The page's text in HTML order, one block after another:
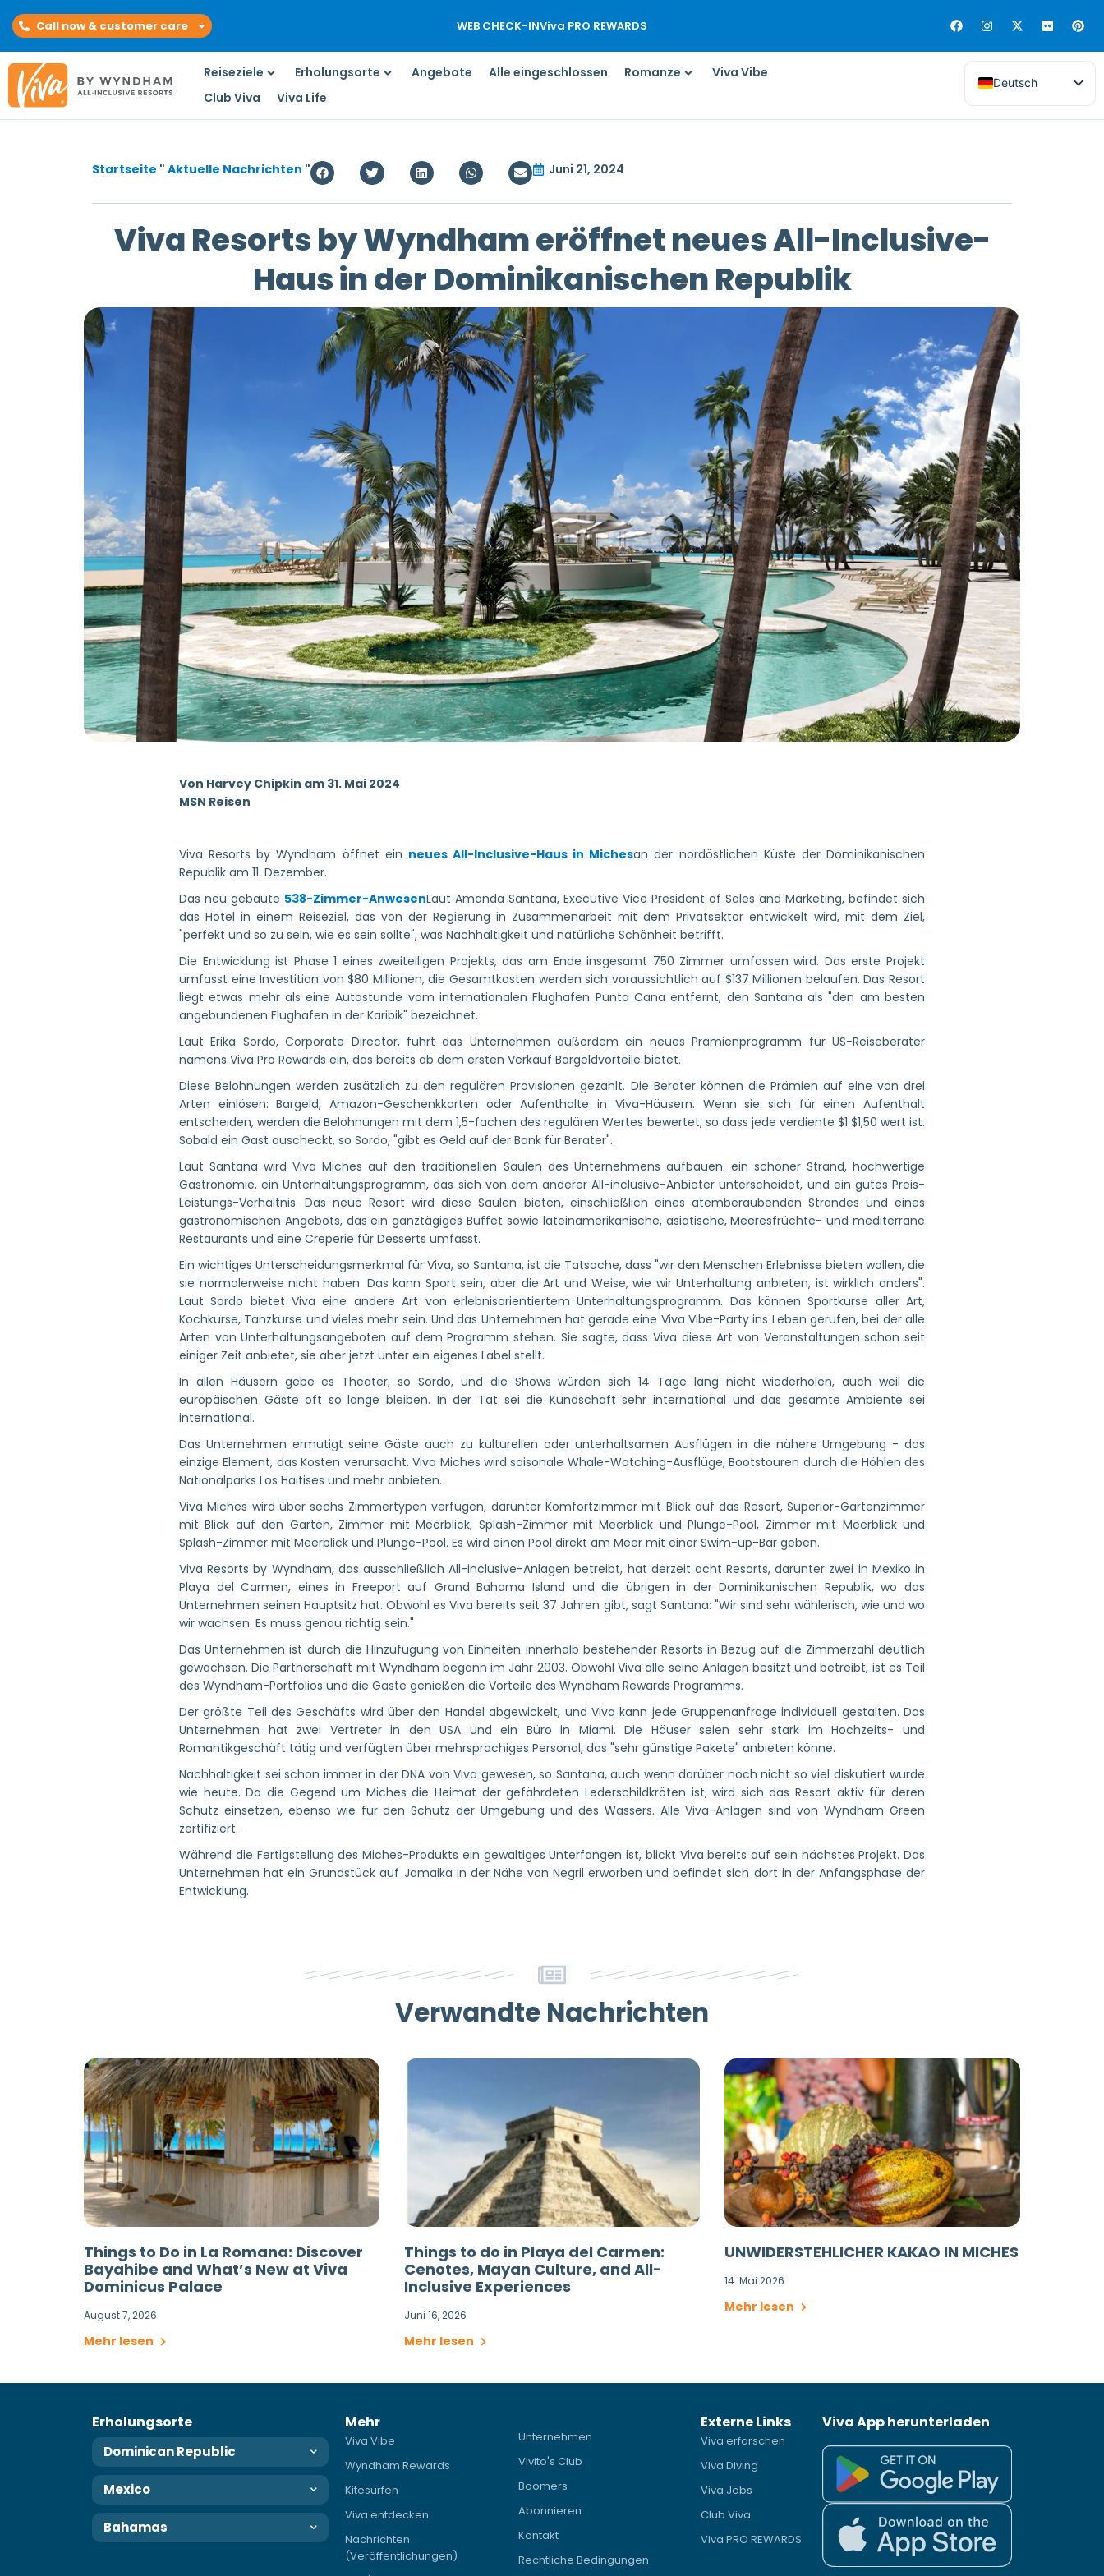
Call now & customer care WEB CHECK-INViva PRO REWARDS
Reiseziele Erholungsorte Angebote Alle eingeschlossen Romanze
Viva Vibe
Club Viva
Viva Life
Deutsch
Startseite " Aktuelle Nachrichten " Juni 21, 2024
Viva Resorts by Wyndham eröffnet neues All-Inclusive-
Haus in der Dominikanischen Republik
Von Harvey Chipkin am 31. Mai 2024
MSN Reisen
Viva Resorts by Wyndham öffnet ein neues All-Inclusive-Haus in Michesan der nordöstlichen Küste der Dominikanischen
Republik am 11. Dezember.
Das neu gebaute 538-Zimmer-AnwesenLaut Amanda Santana, Executive Vice President of Sales and Marketing, befindet sich
das Hotel in einem Reiseziel, das von der Regierung in Zusammenarbeit mit dem Privatsektor entwickelt wird, mit dem Ziel,
"perfekt und so zu sein, wie es sein sollte", was Nachhaltigkeit und natürliche Schönheit betrifft.
Die Entwicklung ist Phase 1 eines zweiteiligen Projekts, das am Ende insgesamt 750 Zimmer umfassen wird. Das erste Projekt
umfasst eine Investition von $80 Millionen, die Gesamtkosten werden sich voraussichtlich auf $137 Millionen belaufen. Das Resort
liegt etwas mehr als eine Autostunde vom internationalen Flughafen Punta Cana entfernt, den Santana als "den am besten
angebundenen Flughafen in der Karibik" bezeichnet.
Laut Erika Sordo, Corporate Director, führt das Unternehmen außerdem ein neues Prämienprogramm für US-Reiseberater
namens Viva Pro Rewards ein, das bereits ab dem ersten Verkauf Bargeldvorteile bietet.
Diese Belohnungen werden zusätzlich zu den regulären Provisionen gezahlt. Die Berater können die Prämien auf eine von drei
Arten einlösen: Bargeld, Amazon-Geschenkkarten oder Aufenthalte in Viva-Häusern. Wenn sie sich für einen Aufenthalt
entscheiden, werden die Belohnungen mit dem 1,5-fachen des regulären Wertes bewertet, so dass jede verdiente $1 $1,50 wert ist.
Sobald ein Gast auscheckt, so Sordo, "gibt es Geld auf der Bank für Berater".
Laut Santana wird Viva Miches auf den traditionellen Säulen des Unternehmens aufbauen: ein schöner Strand, hochwertige
Gastronomie, ein Unterhaltungsprogramm, das sich von dem anderer All-inclusive-Anbieter unterscheidet, und ein gutes Preis-
Leistungs-Verhältnis. Das neue Resort wird diese Säulen bieten, einschließlich eines atemberaubenden Strandes und eines
gastronomischen Angebots, das ein ganztägiges Buffet sowie lateinamerikanische, asiatische, Meeresfrüchte- und mediterrane
Restaurants und eine Creperie für Desserts umfasst.
Ein wichtiges Unterscheidungsmerkmal für Viva, so Santana, ist die Tatsache, dass "wir den Menschen Erlebnisse bieten wollen, die
sie normalerweise nicht haben. Das kann Sport sein, aber die Art und Weise, wie wir Unterhaltung anbieten, ist wirklich anders".
Laut Sordo bietet Viva eine andere Art von erlebnisorientiertem Unterhaltungsprogramm. Das können Sportkurse aller Art,
Kochkurse, Tanzkurse und vieles mehr sein. Und das Unternehmen hat gerade eine Viva Vibe-Party ins Leben gerufen, bei der alle
Arten von Unterhaltungsangeboten auf dem Programm stehen. Sie sagte, dass Viva diese Art von Veranstaltungen schon seit
einiger Zeit anbietet, sie aber jetzt unter ein eigenes Label stellt.
In allen Häusern gebe es Theater, so Sordo, und die Shows würden sich 14 Tage lang nicht wiederholen, auch weil die
europäischen Gäste oft so lange bleiben. In der Tat sei die Kundschaft sehr international und das gesamte Ambiente sei
international.
Das Unternehmen ermutigt seine Gäste auch zu kulturellen oder unterhaltsamen Ausflügen in die nähere Umgebung - das
einzige Element, das Kosten verursacht. Viva Miches wird saisonale Whale-Watching-Ausflüge, Bootstouren durch die Höhlen des
Nationalparks Los Haitises und mehr anbieten.
Viva Miches wird über sechs Zimmertypen verfügen, darunter Komfortzimmer mit Blick auf das Resort, Superior-Gartenzimmer
mit Blick auf den Garten, Zimmer mit Meerblick, Splash-Zimmer mit Meerblick und Plunge-Pool, Zimmer mit Meerblick und
Splash-Zimmer mit Meerblick und Plunge-Pool. Es wird einen Pool direkt am Meer mit einer Swim-up-Bar geben.
Viva Resorts by Wyndham, das ausschließlich All-inclusive-Anlagen betreibt, hat derzeit acht Resorts, darunter zwei in Mexiko in
Playa del Carmen, eines in Freeport auf Grand Bahama Island und die übrigen in der Dominikanischen Republik, wo das
Unternehmen seinen Hauptsitz hat. Obwohl es Viva bereits seit 37 Jahren gibt, sagt Santana: "Wir sind sehr wählerisch, wie und wo
wir wachsen. Es muss genau richtig sein."
Das Unternehmen ist durch die Hinzufügung von Einheiten innerhalb bestehender Resorts in Bezug auf die Zimmerzahl deutlich
gewachsen. Die Partnerschaft mit Wyndham begann im Jahr 2003. Obwohl Viva alle seine Anlagen besitzt und betreibt, ist es Teil
des Wyndham-Portfolios und die Gäste genießen die Vorteile des Wyndham Rewards Programms.
Der größte Teil des Geschäfts wird über den Handel abgewickelt, und Viva kann jede Gruppenanfrage individuell gestalten. Das
Unternehmen hat zwei Vertreter in den USA und ein Büro in Miami. Die Häuser seien sehr stark im Hochzeits- und
Romantikgeschäft tätig und verfügten über mehrsprachiges Personal, das "sehr günstige Pakete" anbieten könne.
Nachhaltigkeit sei schon immer in der DNA von Viva gewesen, so Santana, auch wenn darüber noch nicht so viel diskutiert wurde
wie heute. Da die Gegend um Miches die Heimat der gefährdeten Lederschildkröten ist, wird sich das Resort aktiv für deren
Schutz einsetzen, ebenso wie für den Schutz der Umgebung und des Wassers. Alle Viva-Anlagen sind von Wyndham Green
zertifiziert.
Während die Fertigstellung des Miches-Produkts ein gewaltiges Unterfangen ist, blickt Viva bereits auf sein nächstes Projekt. Das
Unternehmen hat ein Grundstück auf Jamaika in der Nähe von Negril erworben und befindet sich dort in der Anfangsphase der
Entwicklung.
Verwandte Nachrichten
Things to Do in La Romana: Discover
Bayahibe and What’s New at Viva
Dominicus Palace
August 7, 2026
Mehr lesen
Things to do in Playa del Carmen:
Cenotes, Mayan Culture, and All-
Inclusive Experiences
Juni 16, 2026
Mehr lesen
UNWIDERSTEHLICHER KAKAO IN MICHES
14. Mai 2026
Mehr lesen
Erholungsorte
Dominican Republic
Mexico
Bahamas
Mehr
Viva Vibe
Wyndham Rewards
Kitesurfen
Viva entdecken
Nachrichten
(Veröffentlichungen)
Unternehmen
Vivito's Club
Boomers
Abonnieren
Kontakt
Rechtliche Bedingungen
Externe Links
Viva erforschen
Viva Diving
Viva Jobs
Club Viva
Viva PRO REWARDS
Viva App herunterladen